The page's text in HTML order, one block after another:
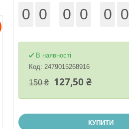
0 0 0 0 0 0
В наявності
Код: 2479015268916
150 ₴ 127,50 ₴
КУПИТИ